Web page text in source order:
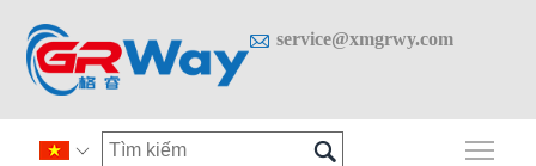
 service@xmgrwy.com
 